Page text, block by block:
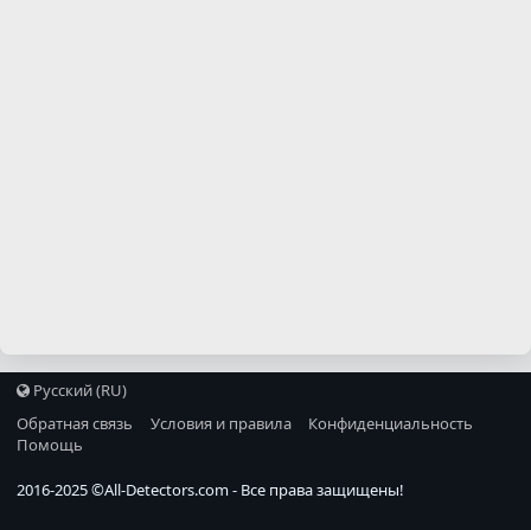
Русский (RU)
Обратная связь
Условия и правила
Конфиденциальность
Помощь
2016-2025 ©All-Detectors.com- Все права защищены!